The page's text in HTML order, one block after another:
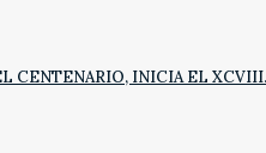
CENTENARIO, INICIA EL